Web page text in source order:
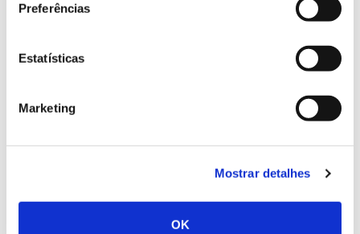
Preferências
Estatísticas
Marketing
Mostrar detalhes
OK
Registar galhas de Trichi em acácia-das-espigas:
25.06.2026
Natureza e florestas procuram jovens voluntários